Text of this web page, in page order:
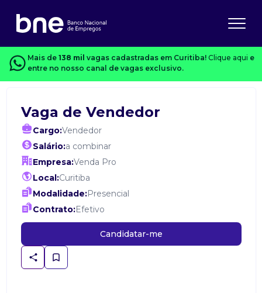
Mais de 138 mil vagas cadastradas em Curitiba! Clique aqui e
entre no nosso canal de vagas exclusivo.
Vaga de Vendedor
Cargo:Vendedor
Salário:a combinar
Empresa:Venda Pro
Local:Curitiba
Modalidade:Presencial
Contrato:Efetivo
Candidatar-me